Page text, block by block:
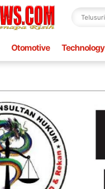
Otomotive Technology